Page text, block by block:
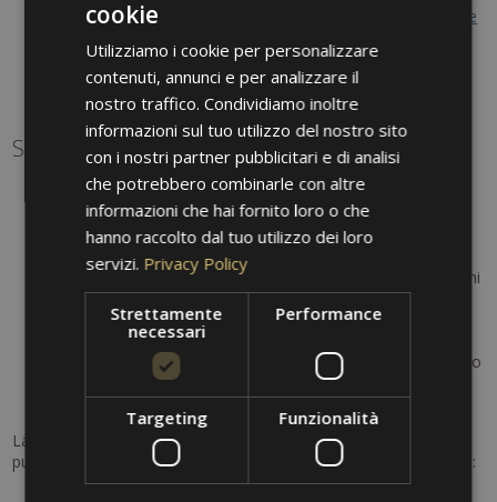
5% di sconto su trattamenti beauty e massaggi alle
Terme
l'orario desiderato)
Parcheggio gratuito
Noleggio biciclette gratuito
Servizi aggiuntivi (opzionali)
Mezza pensione: € 35,00 per persona (per ospiti senza
prenotazione)
Bevande escluse
Minibar
Room service: € 5,00 per ordine/camera (addebito per ogni
richiesta)
Servizio lavanderia
Letto aggiuntivo o culla (su richiesta, disponibilità limitata)
Animali domestici ammessi (€ 25,00/giorno, senza accesso
Mobilcard Alto Adige (opzionale, informazioni aggiuntive)
La Mobilcard Alto Adige consente l'utilizzo illimitato dei mezzi
pubblici nella regione (validità 1, 3 o 7 giorni). Disponibile tramite:
GERMAN
cookie
Utilizziamo i cookie per personalizzare
contenuti, annunci e per analizzare il
nostro traffico. Condividiamo inoltre
informazioni sul tuo utilizzo del nostro sito
con i nostri partner pubblicitari e di analisi
che potrebbero combinarle con altre
informazioni che hai fornito loro o che
hanno raccolto dal tuo utilizzo dei loro
servizi. Privacy Policy
Strettamente
necessari
Performance
Targeting Funzionalità